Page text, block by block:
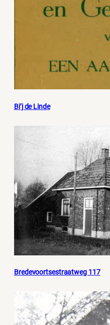
Bi’j de Linde
Bredevoortsestraatweg 117